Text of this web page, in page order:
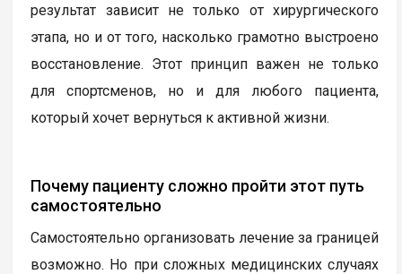
результат зависит не только от хирургического
этапа, но и от того, насколько грамотно выстроено
восстановление. Этот принцип важен не только
для спортсменов, но и для любого пациента,
который хочет вернуться к активной жизни.
Почему пациенту сложно пройти этот путь
самостоятельно
Самостоятельно организовать лечение за границей
возможно. Но при сложных медицинских случаях